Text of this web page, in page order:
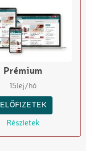
Prémium
15lej/hó
ELŐFIZETEK
Részletek